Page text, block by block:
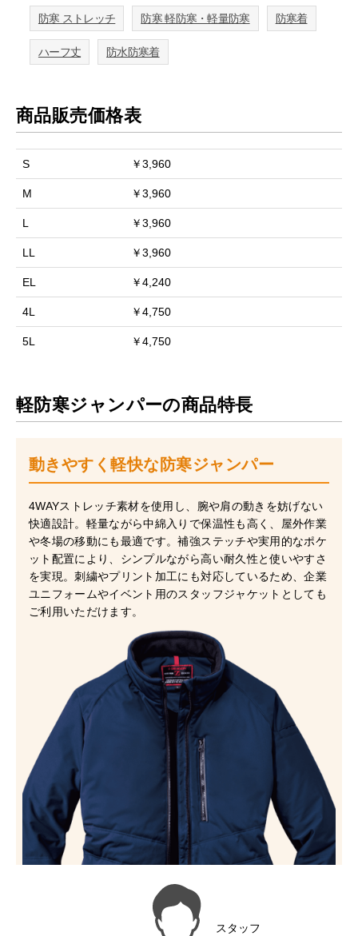
防寒 ストレッチ 防寒 軽防寒・軽量防寒 防寒着
ハーフ丈 防水防寒着
商品販売価格表
S ￥3,960
M ￥3,960
L ￥3,960
LL ￥3,960
EL ￥4,240
4L ￥4,750
5L ￥4,750
軽防寒ジャンパーの商品特長
動きやすく軽快な防寒ジャンパー
4WAYストレッチ素材を使用し、腕や肩の動きを妨げない
快適設計。軽量ながら中綿入りで保温性も高く、屋外作業
や冬場の移動にも最適です。補強ステッチや実用的なポケ
ット配置により、シンプルながら高い耐久性と使いやすさ
を実現。刺繍やプリント加工にも対応しているため、企業
ユニフォームやイベント用のスタッフジャケットとしても
ご利用いただけます。
スタッフ